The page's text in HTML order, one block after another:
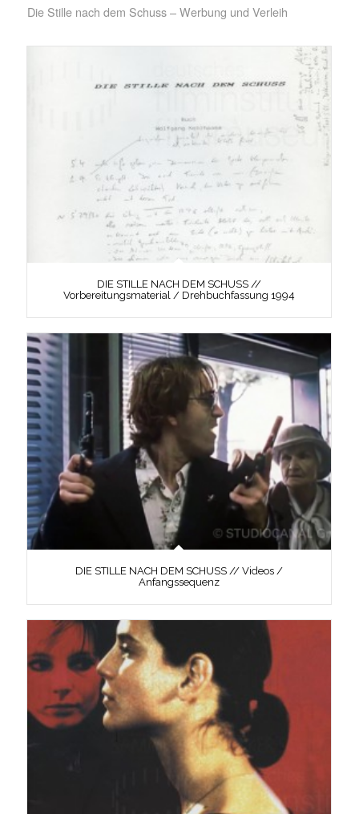
Die Stille nach dem Schuss – Werbung und Verleih
DIE STILLE NACH DEM SCHUSS //
Vorbereitungsmaterial / Drehbuchfassung 1994
DIE STILLE NACH DEM SCHUSS // Videos /
Anfangssequenz